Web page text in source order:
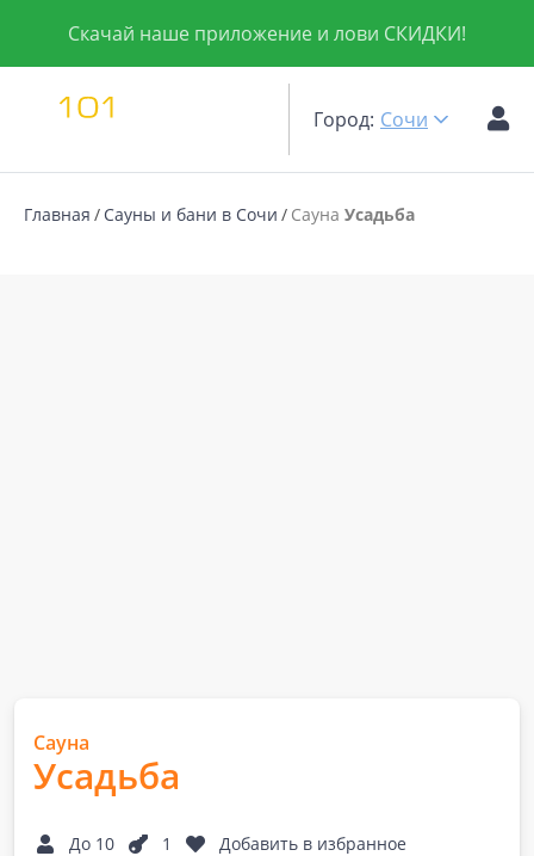
Скачай наше приложение и лови СКИДКИ!
Город: Сочи
Главная Сауны и бани в Сочи Сауна Усадьба
Сауна
Усадьба
До 10 1 Добавить в избранное